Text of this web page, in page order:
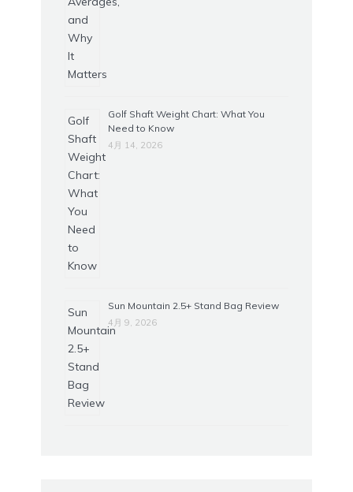
Golf Shaft Weight Chart: What You
Need to Know
4月 14, 2026
Sun Mountain 2.5+ Stand Bag Review
4月 9, 2026